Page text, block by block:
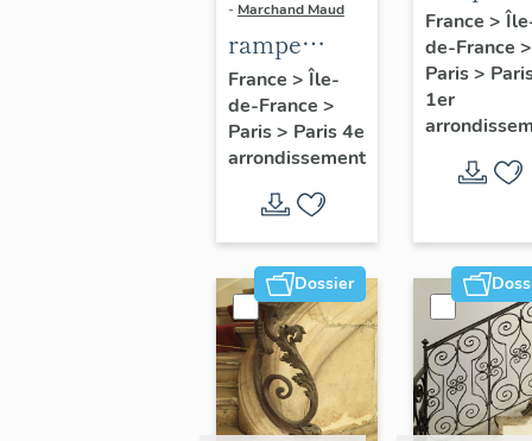
- Marchand Maud
rampe
d'appui,
escalier de
la maison à
cochère
dite hôtel
Charpentier
(non étudié)
France > Île-
de-France >
Paris> Paris 4e
arrondissement
d'appui,
escalier
la
porte
cochère
(non
France >
de-France >
Paris>
1er
Dossier